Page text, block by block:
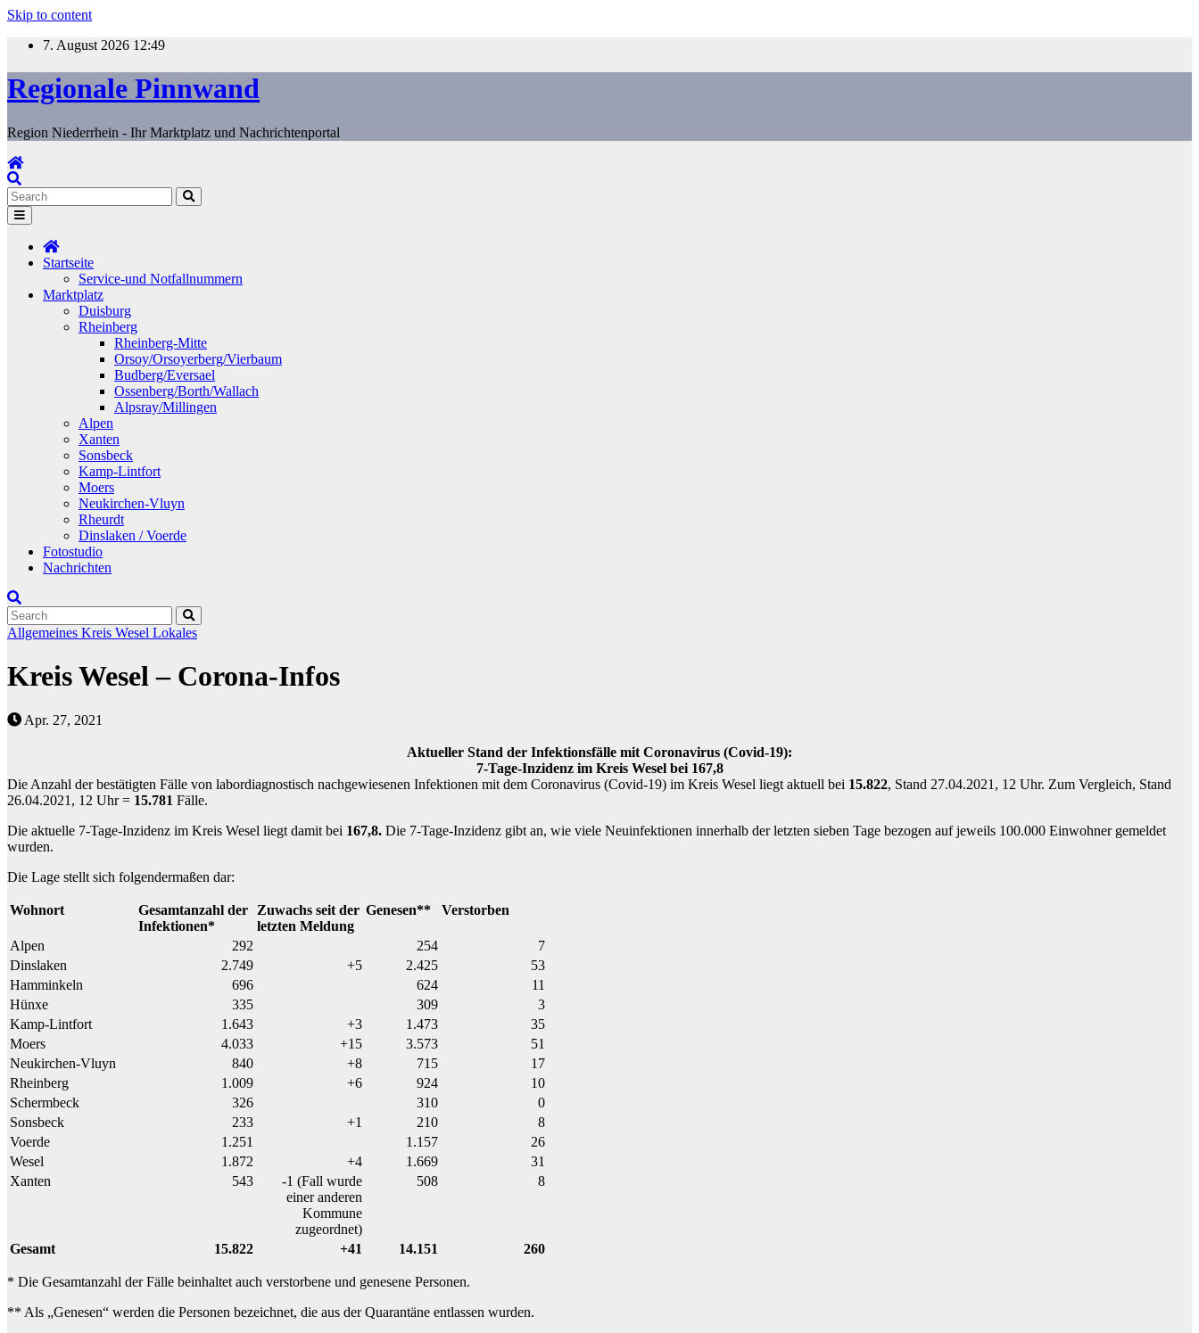
Skip to content
7. August 2026 12:49
Regionale Pinnwand
Region Niederrhein - Ihr Marktplatz und Nachrichtenportal
Startseite
Service-und Notfallnummern
Marktplatz
Duisburg
Rheinberg
Rheinberg-Mitte
Orsoy/Orsoyerberg/Vierbaum
Budberg/Eversael
Ossenberg/Borth/Wallach
Alpsray/Millingen
Alpen
Xanten
Sonsbeck
Kamp-Lintfort
Moers
Neukirchen-Vluyn
Rheurdt
Dinslaken / Voerde
Fotostudio
Nachrichten
Allgemeines Kreis Wesel Lokales
Kreis Wesel – Corona-Infos
Apr. 27, 2021
Aktueller Stand der Infektionsfälle mit Coronavirus (Covid-19):
7-Tage-Inzidenz im Kreis Wesel bei 167,8
Die Anzahl der bestätigten Fälle von labordiagnostisch nachgewiesenen Infektionen mit dem Coronavirus (Covid-19) im Kreis Wesel liegt aktuell bei 15.822, Stand 27.04.2021, 12 Uhr. Zum Vergleich, Stand
26.04.2021, 12 Uhr = 15.781 Fälle.
Die aktuelle 7-Tage-Inzidenz im Kreis Wesel liegt damit bei 167,8. Die 7-Tage-Inzidenz gibt an, wie viele Neuinfektionen innerhalb der letzten sieben Tage bezogen auf jeweils 100.000 Einwohner gemeldet
wurden.
Die Lage stellt sich folgendermaßen dar:
Wohnort
Gesamtanzahl der
Infektionen*
Zuwachs seit der
letzten Meldung
Genesen** Verstorben
Alpen 292 254
7
Dinslaken
2.749 +5 2.425
53
Hamminkeln
696 624
11
Hünxe
335 309
3
Kamp-Lintfort
1.643 +3 1.473
35
Moers
4.033 +15 3.573
51
Neukirchen-Vluyn
840 +8 715
17
Rheinberg
1.009 +6 924
10
Schermbeck
326 310
0
Sonsbeck
233 +1 210
8
Voerde
1.251 1.157
26
Wesel
1.872 +4 1.669
31
Xanten
543
-1 (Fall wurde
einer anderen
Kommune
zugeordnet)
508 8
Gesamt 15.822 +41 14.151 260
* Die Gesamtanzahl der Fälle beinhaltet auch verstorbene und genesene Personen.
** Als „Genesen“ werden die Personen bezeichnet, die aus der Quarantäne entlassen wurden.